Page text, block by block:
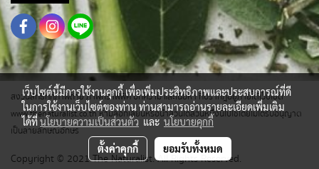
สงวนสิทธิ์ทุกภาพถ่าย ภาพกราฟฟิค บทความ และเนื้อหา ที่ปรากฎอยู่ภายใต้เว็บไซต์
www.thenaturalist.co.th ห้ามลอกเลียนหรือนำส่วนใดส่วนหนึ่งนี้ไปใช้โดยไม่ได้รับอนุญาต
เป็นลายลักษณ์อักษร
Copyright © 2021 The Naturalist. All Rights Reserved.
เว็บไซต์นี้มีการใช้งานคุกกี้ เพื่อเพิ่มประสิทธิภาพและประสบการณ์ที่ดี
ในการใช้งานเว็บไซต์ของท่าน ท่านสามารถอ่านรายละเอียดเพิ่มเติม
ได้ที่นโยบายความเป็นส่วนตัว และ นโยบายคุกกี้
ตั้งค่าคุกกี้ ยอมรับทั้งหมด